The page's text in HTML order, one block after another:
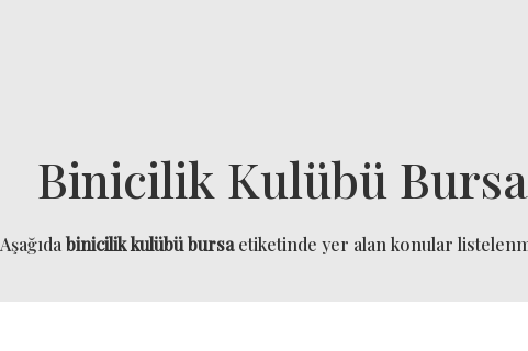
Binicilik Kulübü Bursa
Aşağıda binicilik kulübü bursaetiketinde yer alan konular